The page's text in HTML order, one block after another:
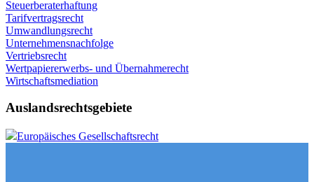
Steuerberaterhaftung
Tarifvertragsrecht
Umwandlungsrecht
Unternehmensnachfolge
Vertriebsrecht
Wertpapiererwerbs- und Übernahmerecht
Wirtschaftsmediation
Auslandsrechtsgebiete
Europäisches Gesellschaftsrecht